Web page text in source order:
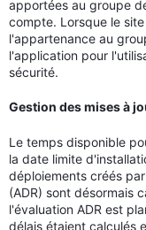
apportées au groupe
compte. Lorsque le
l'appartenance au
l'application pour
sécurité.
Gestion des mises à
Le temps disponible
la date limite
déploiements créés
(ADR) sont désormais
l'évaluation ADR est
délais étaient calculés